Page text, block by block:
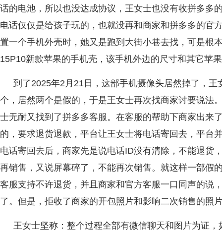
话的电池，所以也没达成协议，王女士也没有收拼多多
电话仅仅是给孩子玩的，也就没再和商家和拼多多的官
置一个手机外壳时，她又是跑到大街小巷去找，可是根
15P10新款苹果的手机壳，该手机外边的尺寸和其它苹
到了2025年2月21日，这部手机摄像头居然掉了，王
个，居然两个是假的，于是王女士再次找商家讨要说法
士无耐又找到了拼多多客服。在客服的帮助下商家出来
的，要求退货退款，平台让王女士将电话寄回去，平台
电话寄回去后，商家先是说电话ID没有清除，不能退货
再销售，又说屏幕碎了，不能再次销售。就这样一部假
客服支持不许退货，并且商家和官方客服一口同声的说
了。但是，拒收了商家的开包照片和影响二次销售的照
王女士坚称：整个过程全部有微信聊天和图片为证